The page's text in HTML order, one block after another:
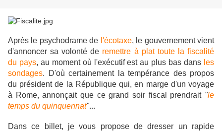
Après le psychodrame de l'écotaxe, le gouvernement vient
d'annoncer sa volonté de remettre à plat toute la fiscalité
du pays, au moment où l'exécutif est au plus bas dans les
sondages. D'où certainement la tempérance des propos
du président de la République qui, en marge d'un voyage
à Rome, annonçait que ce grand soir fiscal prendrait "le
temps du quinquennat"...
Dans ce billet, je vous propose de dresser un rapide